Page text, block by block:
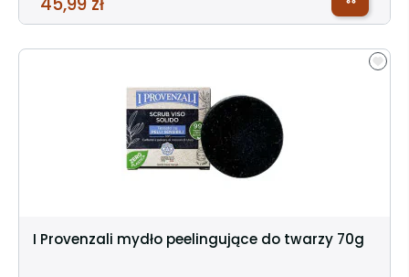
I Provenzali mydło peelingujące do twarzy 70g